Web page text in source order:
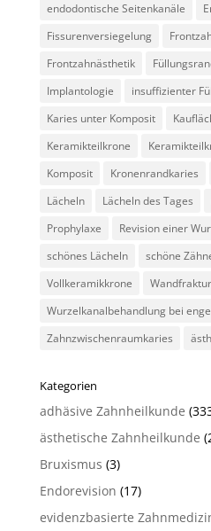
endodontische Seitenkanäle
Fissurenversiegelung
Frontzahnästhetik
Implantologie
insuffizienter
Karies unter Komposit
Keramikteilkrone
Komposit
Kronenrandkaries
Lächeln
Lächeln des Tages
Prophylaxe
Revision einer
schönes Lächeln
schöne
Vollkeramikkrone
Wandfraktur
Wurzelkanalbehandlung bei
Zahnzwischenraumkaries
Kategorien
adhäsive Zahnheilkunde
ästhetische Zahnheilkunde
Bruxismus (3)
Endorevision (17)
evidenzbasierte